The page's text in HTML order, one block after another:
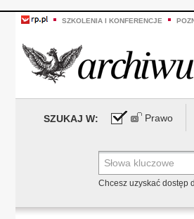
SZKOLENIA I KONFERENCJE
SZUKAJ W: Prawo
Chcesz uzyskać dostęp